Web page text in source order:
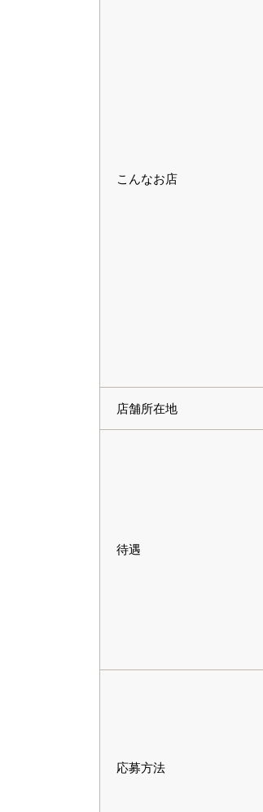
こんなお店
店舗所在地
待遇
応募方法